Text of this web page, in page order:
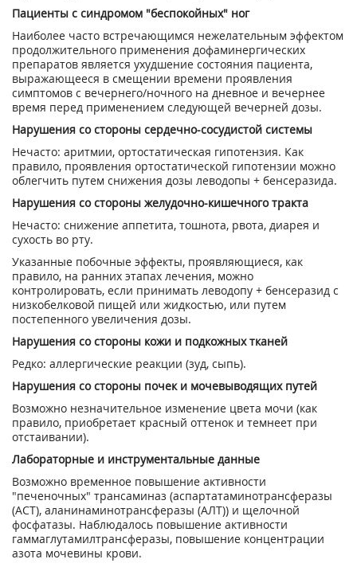
Пациенты с синдромом "беспокойных" ног
Наиболее часто встречающимся нежелательным эффектом
продолжительного применения дофаминергических
препаратов является ухудшение состояния пациента,
выражающееся в смещении времени проявления
симптомов с вечернего/ночного на дневное и вечернее
время перед применением следующей вечерней дозы.
Нарушения со стороны сердечно-сосудистой системы
Нечасто: аритмии, ортостатическая гипотензия. Как
правило, проявления ортостатической гипотензии можно
облегчить путем снижения дозы леводопы + бенсеразида.
Нарушения со стороны желудочно-кишечного тракта
Нечасто: снижение аппетита, тошнота, рвота, диарея и
сухость во рту.
Указанные побочные эффекты, проявляющиеся, как
правило, на ранних этапах лечения, можно
контролировать, если принимать леводопу + бенсеразид с
низкобелковой пищей или жидкостью, или путем
постепенного увеличения дозы.
Нарушения со стороны кожи и подкожных тканей
Редко: аллергические реакции (зуд, сыпь).
Нарушения со стороны почек и мочевыводящих путей
Возможно незначительное изменение цвета мочи (как
правило, приобретает красный оттенок и темнеет при
отстаивании).
Лабораторные и инструментальные данные
Возможно временное повышение активности
"печеночных" трансаминаз (аспартатаминотрансферазы
(ACT), аланинаминотрансферазы (АЛТ)) и щелочной
фосфатазы. Наблюдалось повышение активности
гаммаглутамилтрансферазы, повышение концентрации
азота мочевины крови.